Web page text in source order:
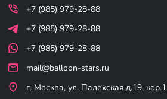
+7 (985) 979-28-88
+7 (985) 979-28-88
+7 (985) 979-28-88
mail@balloon-stars.ru
г. Москва, ул. Палехская,д.19, кор.1